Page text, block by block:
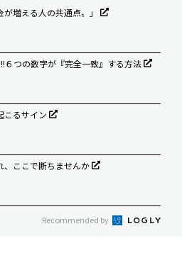
が増える人の共通点〟」
６つの数字が『完全一致』する方法
こるサイン
、ここで断ちませんか
Recommended by